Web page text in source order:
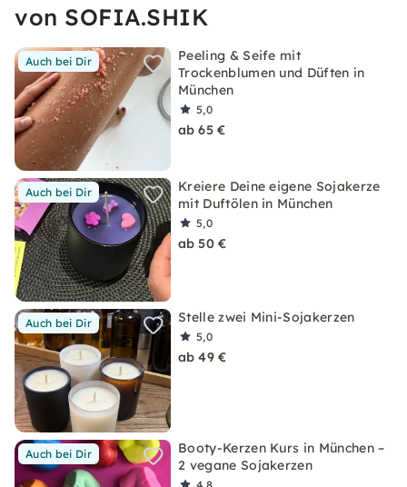
von SOFIA.SHIK
Auch bei Dir
Peeling & Seife mit
Trockenblumen und Düften in
München
5,0
ab 65 €
Auch bei Dir
Kreiere Deine eigene Sojakerze
mit Duftölen in München
5,0
ab 50 €
Auch bei Dir Stelle zwei Mini-Sojakerzen
5,0
ab 49 €
Auch bei Dir
Booty-Kerzen Kurs in München –
2 vegane Sojakerzen